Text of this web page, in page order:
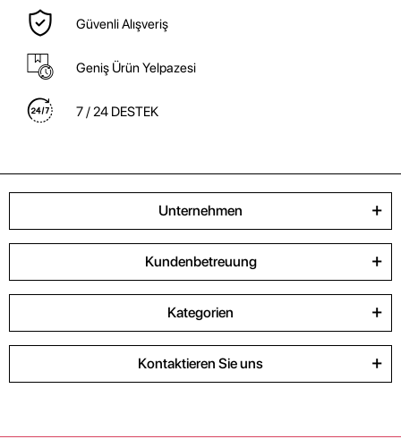
Güvenli Alışveriş
Geniş Ürün Yelpazesi
7 / 24 DESTEK
Unternehmen
Kundenbetreuung
Kategorien
Kontaktieren Sie uns